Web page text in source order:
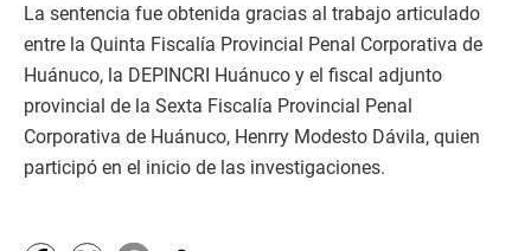
La sentencia fue obtenida gracias al trabajo articulado
entre la Quinta Fiscalía Provincial Penal Corporativa de
Huánuco, la DEPINCRI Huánuco y el fiscal adjunto
provincial de la Sexta Fiscalía Provincial Penal
Corporativa de Huánuco, Henrry Modesto Dávila, quien
participó en el inicio de las investigaciones.